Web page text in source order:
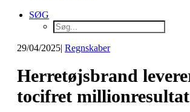
SØG
29/04/2025| Regnskaber
Herretøjsbrand
tocifret millionresultat